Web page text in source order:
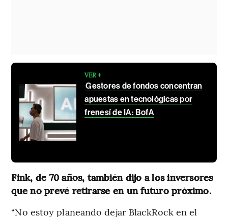
VER +
Gestores de fondos concentran
apuestas en tecnológicas por
frenesí de IA: BofA
Fink, de 70 años, también dijo a los inversores
que no prevé retirarse en un futuro próximo.
“No estoy planeando dejar BlackRock en el